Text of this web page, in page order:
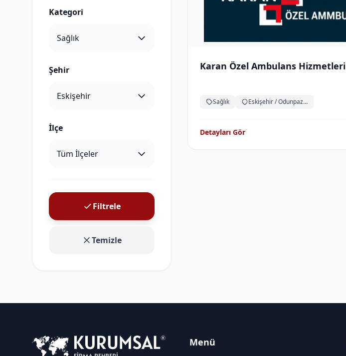
Kategori
Şehir
İlçe
Filtrele
Temizle
Karan Özel Ambulans Hizmetleri
Sağlık Eskişehir / Odunpazarı
Detayları Gör
Menü